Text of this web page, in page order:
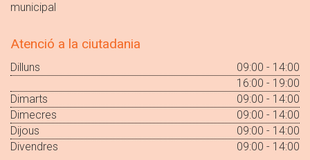
municipal
Atenció a la ciutadania
Dilluns
09:00 - 14:00
16:00 - 19:00
Dimarts
09:00 - 14:00
Dimecres
09:00 - 14:00
Dijous
09:00 - 14:00
Divendres
09:00 - 14:00